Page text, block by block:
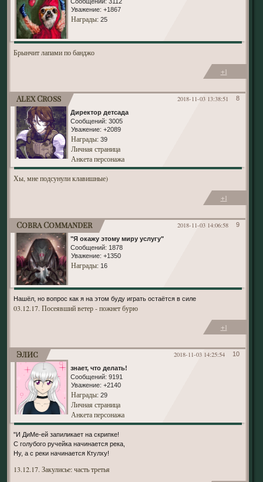
Уважение: +1867
Награды: 25
Брынчит лапами по банджо
+1
8
2018-11-03 13:38:51
Alex Cross
Директор детсада
Сообщений: 3005
Уважение: +2089
Награды: 39
Личная страница
Анкета персонажа
Хы, мне подсунули клавишные)
+1
9
2018-11-03 14:06:58
Cobra Commander
"Я окажу этому миру услугу"
Сообщений: 1878
Уважение: +1350
Награды: 16
Нашёл, но вопрос как я на этом буду играть остаётся в силе
03.12.17. Посеявший ветер - пожнет бурю
+1
10
2018-11-03 14:25:54
Элис
знает, что делать!
Сообщений: 9191
Уважение: +2140
Награды: 29
Личная страница
Анкета персонажа
"И ДиМе-ей запиликает на скрипке!
С голубого ручейка начинается река,
Ну, а с реки начинается Ктулху!
13.12.17. Закулисье: часть третья